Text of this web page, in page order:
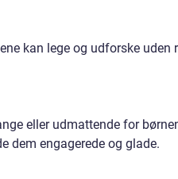
kan lege og udforske uden
eller udmattende for
dem engagerede og glade.